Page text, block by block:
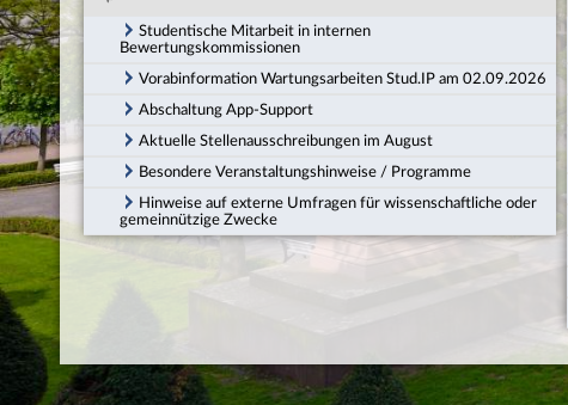
Studentische Mitarbeit in internen
Bewertungskommissionen
Vorabinformation Wartungsarbeiten Stud.IP am 02.09.2026
Abschaltung App-Support
Aktuelle Stellenausschreibungen im August
Besondere Veranstaltungshinweise / Programme
Hinweise auf externe Umfragen für wissenschaftliche oder
gemeinnützige Zwecke